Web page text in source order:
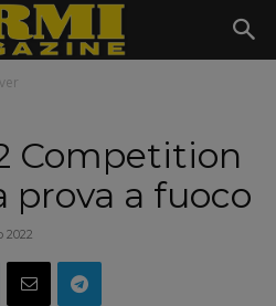
Competition
prova a fuoco
2022